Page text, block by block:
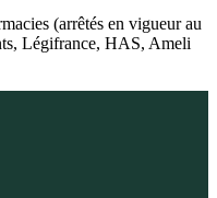
(arrêtés en vigueur au
Légifrance, HAS, Ameli